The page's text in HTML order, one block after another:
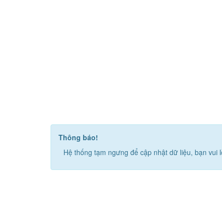
Thông báo!
Hệ thống tạm ngưng để cập nhật dữ liệu, bạn vui